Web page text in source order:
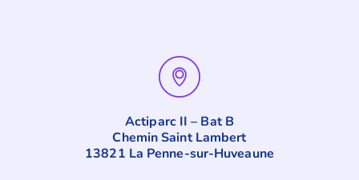
Actiparc II – Bat B
Chemin Saint Lambert
13821 La Penne-sur-Huveaune